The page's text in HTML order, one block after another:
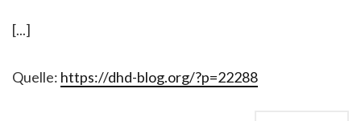
[...]
Quelle: https://dhd-blog.org/?p=22288